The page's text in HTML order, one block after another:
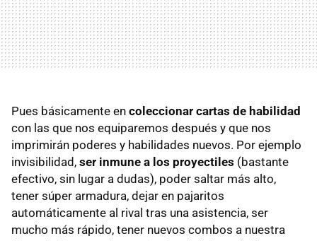
Pues básicamente en coleccionar cartas de habilidad
con las que nos equiparemos después y que nos
imprimirán poderes y habilidades nuevos. Por ejemplo
invisibilidad, ser inmune a los proyectiles (bastante
efectivo, sin lugar a dudas), poder saltar más alto,
tener súper armadura, dejar en pajaritos
automáticamente al rival tras una asistencia, ser
mucho más rápido, tener nuevos combos a nuestra